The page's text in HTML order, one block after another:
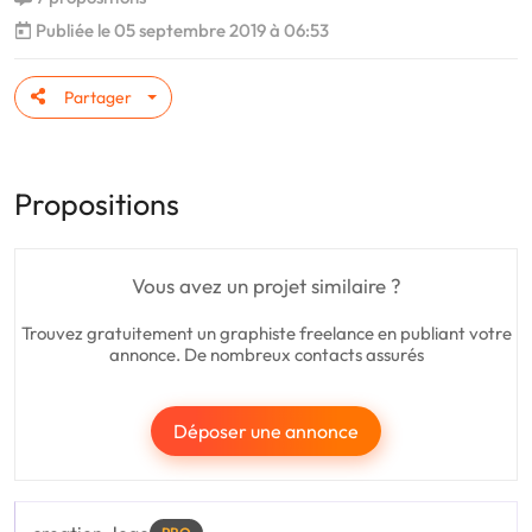
Publiée le 05 septembre 2019 à 06:53
Partager
Propositions
Vous avez un projet similaire ?
Trouvez gratuitement un graphiste freelance en publiant votre
annonce. De nombreux contacts assurés
Déposer une annonce